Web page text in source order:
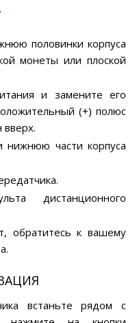
половинки корпуса
монеты или плоской
и замените его
(+) полюс
нижнюю части корпуса
дистанционного
обратитесь к вашему
встаньте рядом с